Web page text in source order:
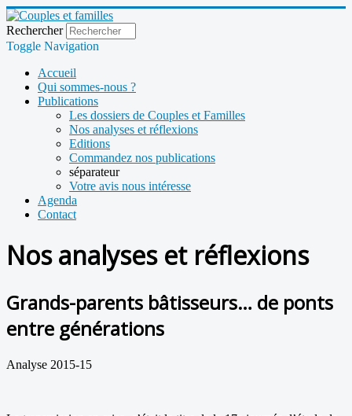
Rechercher
Toggle Navigation
Accueil
Qui sommes-nous ?
Publications
Les dossiers de Couples et Familles
Nos analyses et réflexions
Editions
Commandez nos publications
séparateur
Votre avis nous intéresse
Agenda
Contact
Nos analyses et réflexions
Grands-parents bâtisseurs… de ponts
entre générations
Analyse 2015-15